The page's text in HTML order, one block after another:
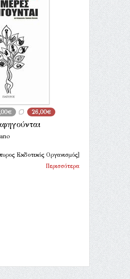
26,00€
Εκδοτικός Οργανισμός]
Περισσότερα